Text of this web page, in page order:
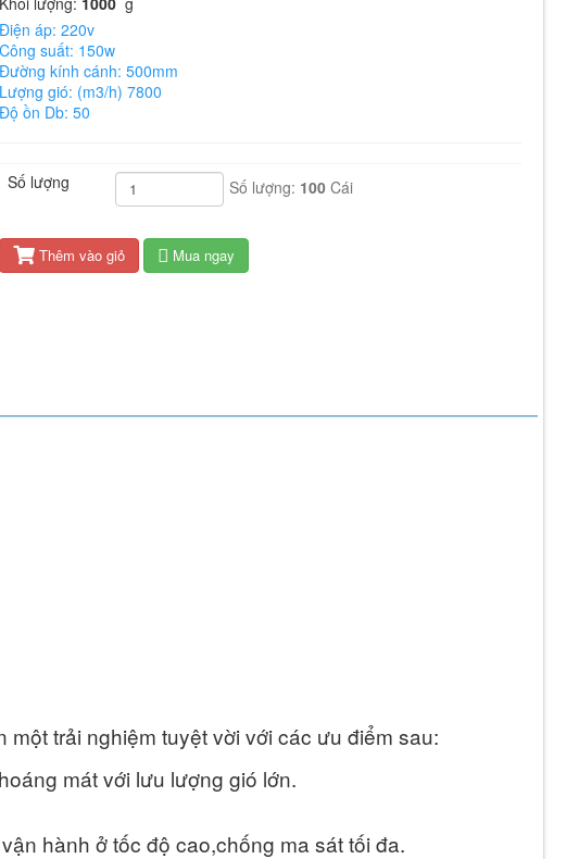
Điện áp: 220v
Công suất: 150w
Đường kính cánh: 500mm
Lượng gió: (m3/h) 7800
Độ ồn Db: 50
Số lượng Số lượng: 100 Cái
Thêm vào giỏ Mua ngay
trải nghiệm tuyệt vời với các ưu điểm sau:
mát với lưu lượng gió lớn.
hành ở tốc độ cao,chống ma sát tối đa.